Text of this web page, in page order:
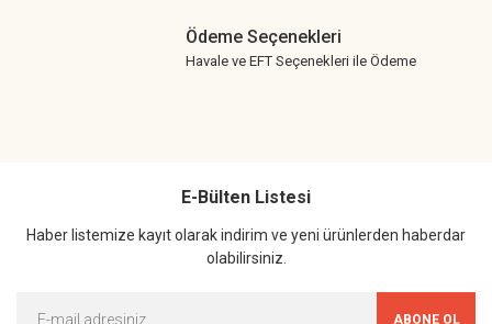
Ödeme Seçenekleri
Havale ve EFT Seçenekleri ile Ödeme
E-Bülten Listesi
Haber listemize kayıt olarak indirim ve yeni ürünlerden haberdar
olabilirsiniz.
ABONE OL